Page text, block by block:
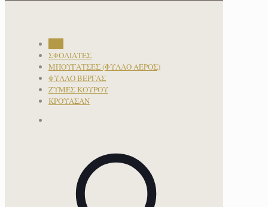
ΣΦΟΛΙΑΤΕΣ
ΜΠΟΥΓΑΤΣΕΣ (ΦΥΛΛΟ ΑΕΡΟΣ)
ΦΥΛΛΟ ΒΕΡΓΑΣ
ΖΥΜΕΣ ΚΟΥΡΟΥ
ΚΡΟΥΑΣΑΝ